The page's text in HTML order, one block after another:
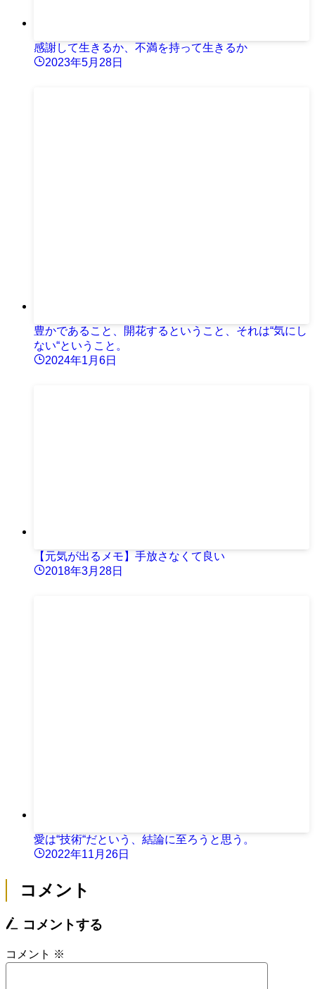
感謝して生きるか、不満を持って生きるか
2023年5月28日
豊かであること、開花するということ、それは“気にし
ない“ということ。
2024年1月6日
【元気が出るメモ】手放さなくて良い
2018年3月28日
愛は“技術“だという、結論に至ろうと思う。
2022年11月26日
コメント
コメントする
コメント ※